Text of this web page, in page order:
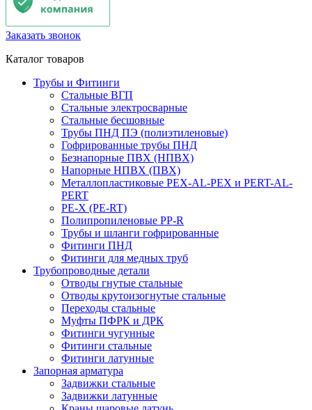
Заказать звонок
Каталог товаров
Трубы и Фитинги
Стальные ВГП
Стальные электросварные
Стальные бесшовные
Трубы ПНД ПЭ (полиэтиленовые)
Гофрированные трубы ПНД
Безнапорные ПВХ (НПВХ)
Напорные НПВХ (ПВХ)
Металлопластиковые PEX-AL-PEX и PERT-AL-
PERT
PE-X (PE-RT)
Полипропиленовые PP-R
Трубы и шланги гофрированные
Фитинги ПНД
Фитинги для медных труб
Трубопроводные детали
Отводы гнутые стальные
Отводы крутоизогнутые стальные
Переходы стальные
Муфты ПФРК и ДРК
Фитинги чугунные
Фитинги стальные
Фитинги латунные
Запорная арматура
Задвижки стальные
Задвижки латунные